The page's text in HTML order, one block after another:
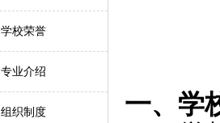
学校荣誉
专业介绍
组织制度
一、学